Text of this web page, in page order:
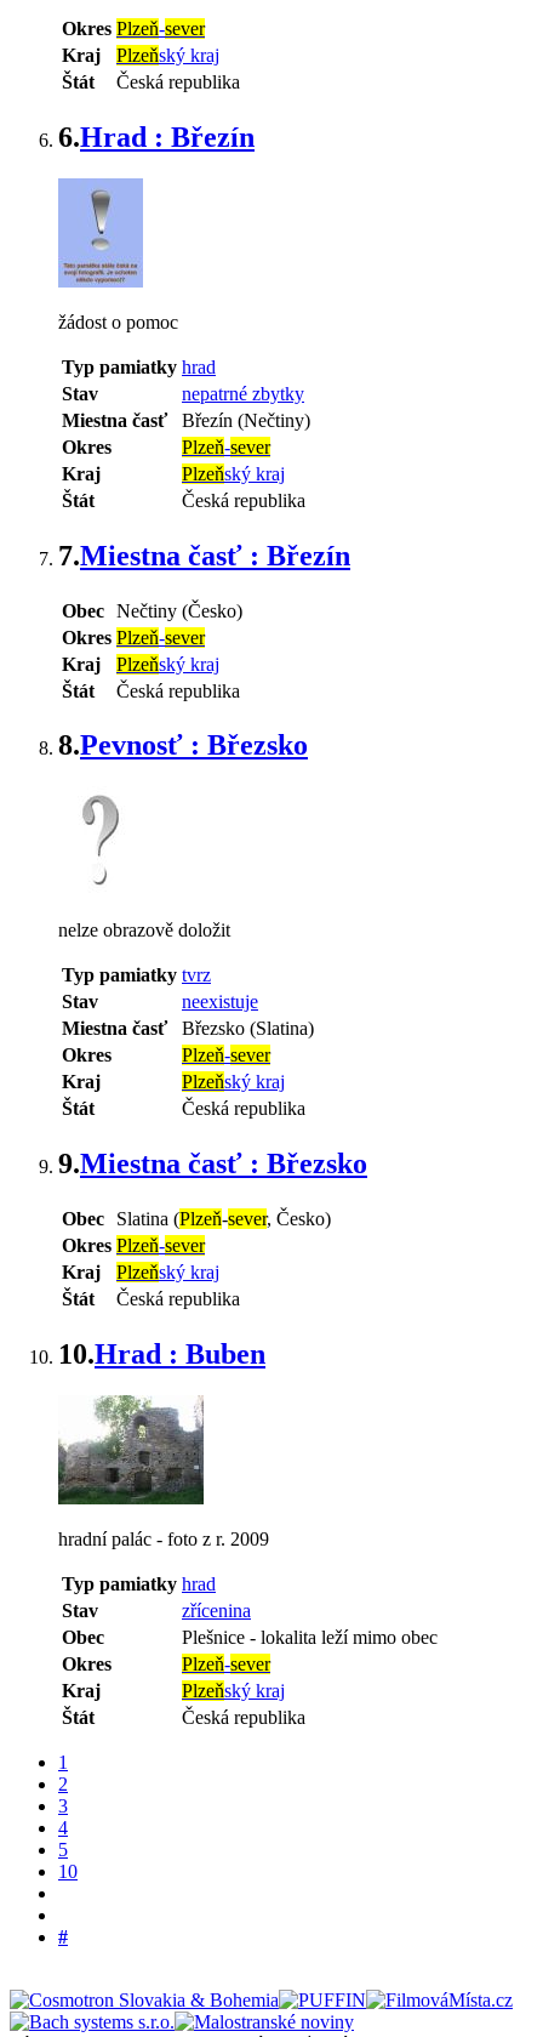
Okres Plzeň-sever
Kraj
Plzeňský kraj
Štát
Česká republika
6.Hrad : Březín
žádost o pomoc
Typ pamiatky hrad
Stav
nepatrné zbytky
Miestna časť
Březín (Nečtiny)
Okres
Plzeň-sever
Kraj
Plzeňský kraj
Štát
Česká republika
7.Miestna časť : Březín
Obec Nečtiny (Česko)
Okres Plzeň-sever
Kraj
Plzeňský kraj
Štát
Česká republika
8.Pevnosť : Březsko
nelze obrazově doložit
Typ pamiatky tvrz
Stav
neexistuje
Miestna časť
Březsko (Slatina)
Okres
Plzeň-sever
Kraj
Plzeňský kraj
Štát
Česká republika
9.Miestna časť : Březsko
Obec Slatina (Plzeň-sever, Česko)
Okres Plzeň-sever
Kraj
Plzeňský kraj
Štát
Česká republika
10.Hrad : Buben
hradní palác - foto z r. 2009
Typ pamiatky hrad
Stav
zřícenina
Obec
Plešnice - lokalita leží mimo obec
Okres
Plzeň-sever
Kraj
Plzeňský kraj
Štát
Česká republika
1
2
3
4
5
10
#